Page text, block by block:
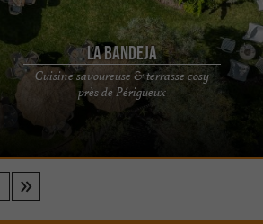
La Bandeja
Cuisine savoureuse & terrasse cosy
près de Périgueux
La Bandeja restaurant et tapas à toute heure
proche de Périgueux La Bandeja à Coulounieix
Chamiers est un lieu ...